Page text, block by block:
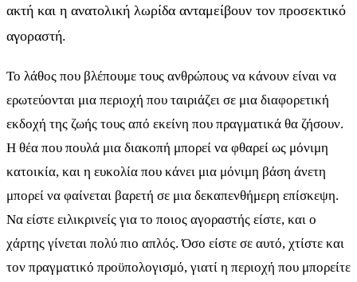
ακτή και η ανατολική λωρίδα ανταμείβουν τον προσεκτικό
αγοραστή.
Το λάθος που βλέπουμε τους ανθρώπους να κάνουν είναι να
ερωτεύονται μια περιοχή που ταιριάζει σε μια διαφορετική
εκδοχή της ζωής τους από εκείνη που πραγματικά θα ζήσουν.
Η θέα που πουλά μια διακοπή μπορεί να φθαρεί ως μόνιμη
κατοικία, και η ευκολία που κάνει μια μόνιμη βάση άνετη
μπορεί να φαίνεται βαρετή σε μια δεκαπενθήμερη επίσκεψη.
Να είστε ειλικρινείς για το ποιος αγοραστής είστε, και ο
χάρτης γίνεται πολύ πιο απλός. Όσο είστε σε αυτό, χτίστε και
τον πραγματικό προϋπολογισμό, γιατί η περιοχή που μπορείτε